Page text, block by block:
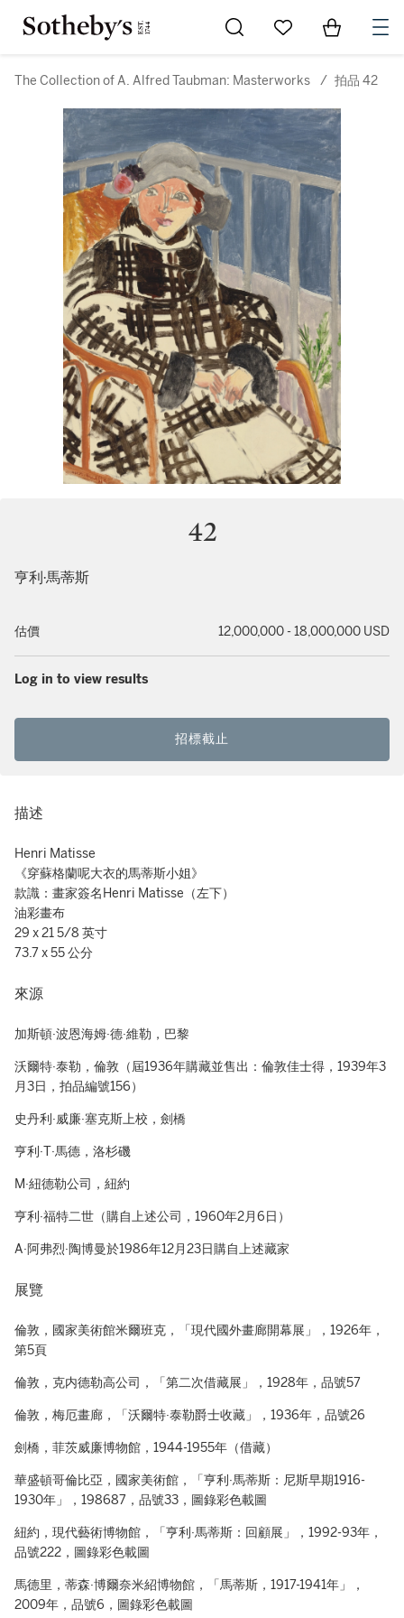
Go to My Favorites
Items in
The Collection of A. Alfred Taubman: Masterworks / 拍品 42
42
亨利·馬蒂斯
估價 12,000,000 - 18,000,000 USD
Log in to view results
招標截止
描述
Henri Matisse
《穿蘇格蘭呢大衣的馬蒂斯小姐》
款識：畫家簽名Henri Matisse（左下）
油彩畫布
29 x 21 5/8 英寸
73.7 x 55 公分
來源
加斯頓·波恩海姆·德·維勒，巴黎
沃爾特·泰勒，倫敦（屆1936年購藏並售出：倫敦佳士得，1939年3
月3日，拍品編號156）
史丹利·威廉·塞克斯上校，劍橋
亨利·T·馬德，洛杉磯
M·紐德勒公司，紐約
亨利·福特二世（購自上述公司，1960年2月6日）
A·阿弗烈·陶博曼於1986年12月23日購自上述藏家
展覽
倫敦，國家美術館米爾班克，「現代國外畫廊開幕展」，1926年，
第5頁
倫敦，克内德勒高公司，「第二次借藏展」，1928年，品號57
倫敦，梅厄畫廊，「沃爾特·泰勒爵士收藏」，1936年，品號26
劍橋，菲茨威廉博物館，1944-1955年（借藏）
華盛頓哥倫比亞，國家美術館，「亨利·馬蒂斯：尼斯早期1916-
1930年」，198687，品號33，圖錄彩色載圖
紐約，現代藝術博物館，「亨利·馬蒂斯：回顧展」，1992-93年，
品號222，圖錄彩色載圖
馬德里，蒂森·博爾奈米紹博物館，「馬蒂斯，1917-1941年」，
2009年，品號6，圖錄彩色載圖